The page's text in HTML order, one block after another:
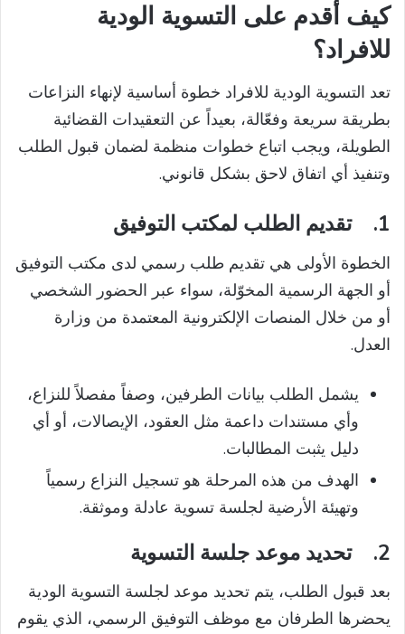
كيف أقدم على التسوية الودية
للافراد؟
تعد التسوية الودية للافراد خطوة أساسية لإنهاء النزاعات
بطريقة سريعة وفعّالة، بعيداً عن التعقيدات القضائية
الطويلة، ويجب اتباع خطوات منظمة لضمان قبول الطلب
وتنفيذ أي اتفاق لاحق بشكل قانوني.
1. تقديم الطلب لمكتب التوفيق
الخطوة الأولى هي تقديم طلب رسمي لدى مكتب التوفيق
أو الجهة الرسمية المخوّلة، سواء عبر الحضور الشخصي
أو من خلال المنصات الإلكترونية المعتمدة من وزارة
العدل.
يشمل الطلب بيانات الطرفين، وصفاً مفصلاً للنزاع،
وأي مستندات داعمة مثل العقود، الإيصالات، أو أي
دليل يثبت المطالبات.
الهدف من هذه المرحلة هو تسجيل النزاع رسمياً
وتهيئة الأرضية لجلسة تسوية عادلة وموثقة.
2. تحديد موعد جلسة التسوية
بعد قبول الطلب، يتم تحديد موعد لجلسة التسوية الودية
يحضرها الطرفان مع موظف التوفيق الرسمي، الذي يقوم